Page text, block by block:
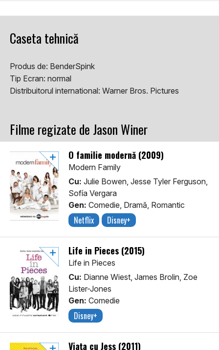
Caseta tehnică
Produs de: BenderSpink
Tip Ecran: normal
Distribuitorul international: Warner Bros. Pictures
Filme regizate de Jason Winer
O familie modernă (2009)
Modern Family
Cu: Julie Bowen, Jesse Tyler Ferguson,
Sofía Vergara
Gen: Comedie, Dramă, Romantic
Netflix Disney+
Life in Pieces (2015)
Life in Pieces
Cu: Dianne Wiest, James Brolin, Zoe
Lister-Jones
Gen: Comedie
Disney+
Viaţa cu Jess (2011)